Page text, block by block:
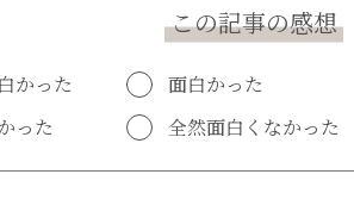
この記事の感想
かった 面白かった
った
全然面白くなかった